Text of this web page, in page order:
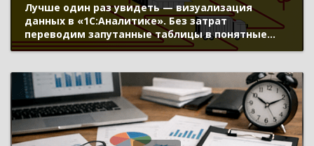
Лучше один раз увидеть — визуализация
данных в «1С:Аналитике». Без затрат
переводим запутанные таблицы в понятные
тренды и индикаторы (11-й Бизнес-форум
«1С»)